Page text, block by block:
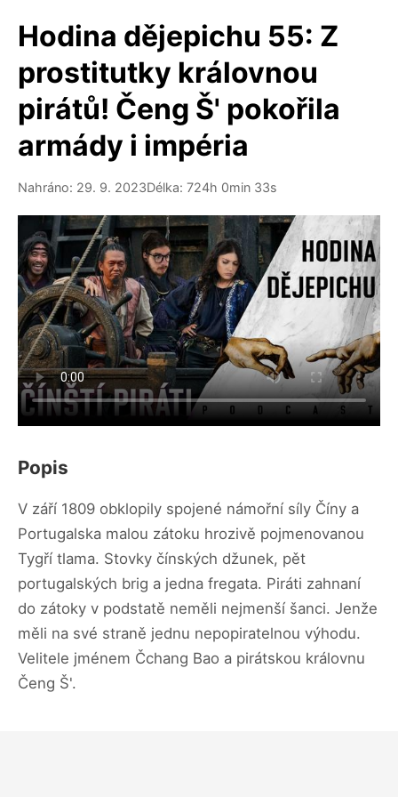
Hodina dějepichu 55: Z
prostitutky královnou
pirátů! Čeng Š' pokořila
armády i impéria
Nahráno: 29. 9. 2023Délka: 724h 0min 33s
Popis
V září 1809 obklopily spojené námořní síly Číny a
Portugalska malou zátoku hrozivě pojmenovanou
Tygří tlama. Stovky čínských džunek, pět
portugalských brig a jedna fregata. Piráti zahnaní
do zátoky v podstatě neměli nejmenší šanci. Jenže
měli na své straně jednu nepopiratelnou výhodu.
Velitele jménem Čchang Bao a pirátskou královnu
Čeng Š'.